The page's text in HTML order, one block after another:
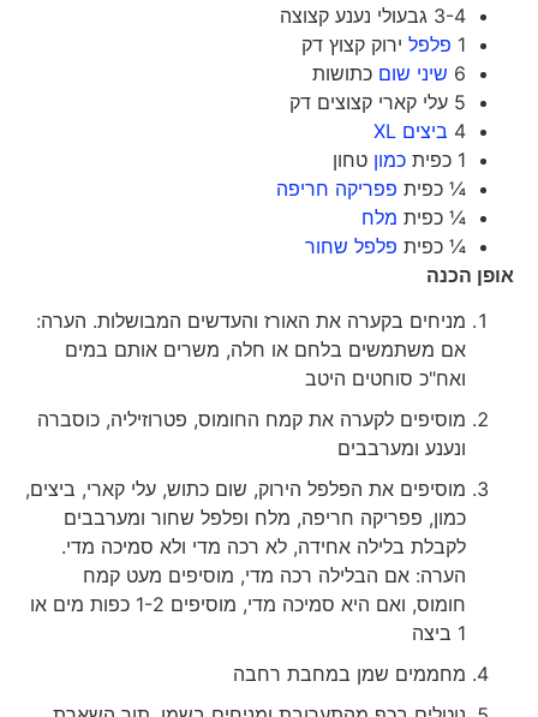
3-4 גבעולי נענע קצוצה
1
פלפלירוק קצוץ דק
6
שיני שוםכתושות
5 עלי קארי קצוצים דק
4 ביצים XL
1 כפית
כמוןטחון
¼ כפיתפפריקה חריפה
¼ כפיתמלח
¼ כפיתפלפל שחור
אופן הכנה
מניחים בקערה את האורז והעדשים המבושלות. הערה:
אם משתמשים בלחם או חלה, משרים אותם במים
ואח"כ סוחטים היטב
מוסיפים לקערה את קמח החומוס, פטרוזיליה, כוסברה
ונענע ומערבבים
מוסיפים את הפלפל הירוק, שום כתוש, עלי קארי, ביצים,
כמון, פפריקה חריפה, מלח ופלפל שחור ומערבבים
לקבלת בלילה אחידה, לא רכה מדי ולא סמיכה מדי.
הערה: אם הבלילה רכה מדי, מוסיפים מעט קמח
חומוס, ואם היא סמיכה מדי, מוסיפים 1-2 כפות מים או
מחממים שמן במחבת רחבה